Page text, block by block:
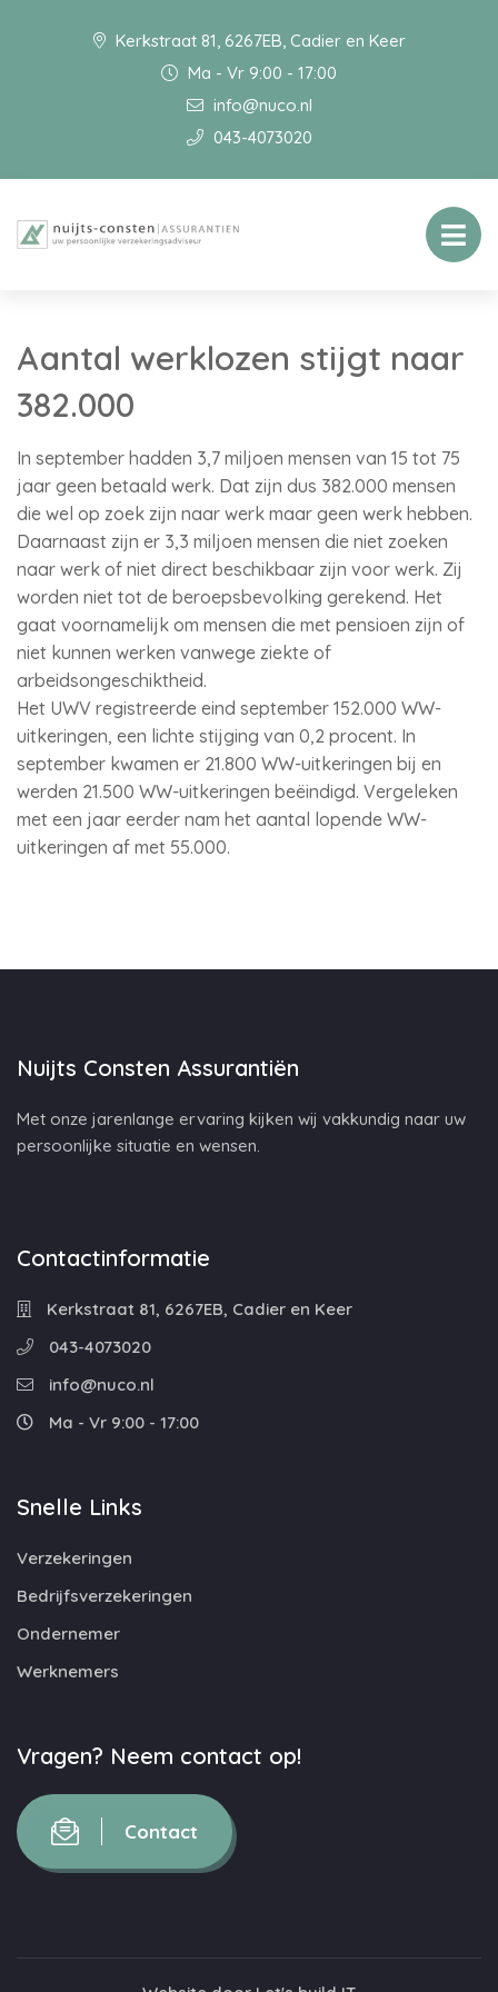
Kerkstraat 81, 6267EB, Cadier en Keer
Ma - Vr 9:00 - 17:00
info@nuco.nl
043-4073020
Aantal werklozen stijgt naar
382.000
In september hadden 3,7 miljoen mensen van 15 tot 75
jaar geen betaald werk. Dat zijn dus 382.000 mensen
die wel op zoek zijn naar werk maar geen werk hebben.
Daarnaast zijn er 3,3 miljoen mensen die niet zoeken
naar werk of niet direct beschikbaar zijn voor werk. Zij
worden niet tot de beroepsbevolking gerekend. Het
gaat voornamelijk om mensen die met pensioen zijn of
niet kunnen werken vanwege ziekte of
arbeidsongeschiktheid.
Het UWV registreerde eind september 152.000 WW-
uitkeringen, een lichte stijging van 0,2 procent. In
september kwamen er 21.800 WW-uitkeringen bij en
werden 21.500 WW-uitkeringen beëindigd. Vergeleken
met een jaar eerder nam het aantal lopende WW-
uitkeringen af met 55.000.
Nuijts Consten Assurantiën
Met onze jarenlange ervaring kijken wij vakkundig naar uw
persoonlijke situatie en wensen.
Contactinformatie
Kerkstraat 81, 6267EB, Cadier en Keer
043-4073020
info@nuco.nl
Ma - Vr 9:00 - 17:00
Snelle Links
Verzekeringen
Bedrijfsverzekeringen
Ondernemer
Werknemers
Vragen? Neem contact op!
Contact